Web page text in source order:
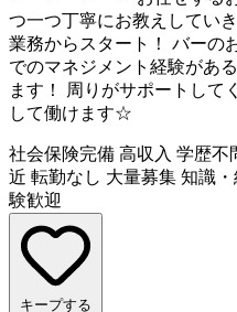
つ一つ丁寧にお教えしてい
業務からスタート！ バーの
でのマネジメント経験があ
ます！ 周りがサポートして
して働けます☆
社会保険完備 高収入 学歴不
近 転勤なし 大量募集 知識
験歓迎
キープする